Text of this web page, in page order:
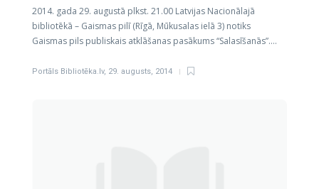
2014. gada 29. augustā plkst. 21.00 Latvijas Nacionālajā
bibliotēkā – Gaismas pilī (Rīgā, Mūkusalas ielā 3) notiks
Gaismas pils publiskais atklāšanas pasākums “Salasīšanās”….
Portāls Bibliotēka.lv, 29. augusts, 2014